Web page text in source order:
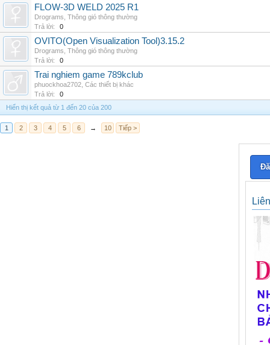
FLOW-3D WELD 2025 R1
Drograms Thông gió thông thường
Trả lời:
0
OVITO(Open Visualization Tool)3.15.2
Drograms Thông gió thông thường
Trả lời:
0
Trai nghiem game 789kclub
phuockhoa2702 Các thiết bị khác
Trả lời:
0
Hiển thị kết quả từ 1 đến 20 của 200
1 2 3 4 5 6 → 10 Tiếp >